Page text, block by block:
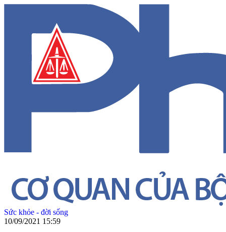
Sức khỏe - đời sống
10/09/2021 15:59